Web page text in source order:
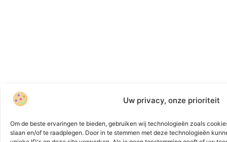
Uw privacy, onze prioriteit
Om de beste ervaringen te bieden, gebruiken wij technologieën zoals
slaan en/of te raadplegen. Door in te stemmen met deze technologieën